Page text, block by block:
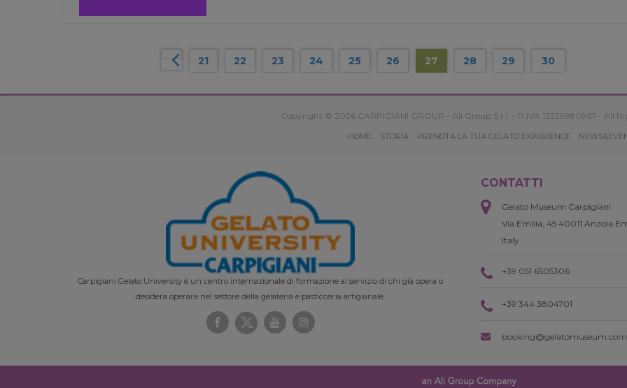
21 22 23 24 25 26 27 28 29 30
Copyright © 2026 CARPIGIANI GROUP - Ali Group S.r.l. - P.IVA 13239980967 - All
HOME STORIA PRENOTA LA TUA GELATO EXPERIENCE
Carpigiani Gelato University è un centro internazionale di formazione al servizio di chi già opera o
desidera operare nel settore della gelateria e pasticceria artigianale.
CONTATTI
Gelato Museum Carpigiani
Via Emilia, 45 40011 Anzola
Italy
+39 051 6505306
+39 344 3804701
booking@gelatomuseum.com